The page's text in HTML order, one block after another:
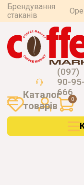
Брендування
стаканів
(097)
90-95-
666
0
Каталог
товарiв